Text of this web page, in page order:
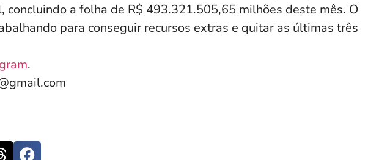
concluindo a folha de R$ 493.321.505,65 milhões deste mês. O
para conseguir recursos extras e quitar as últimas três
.